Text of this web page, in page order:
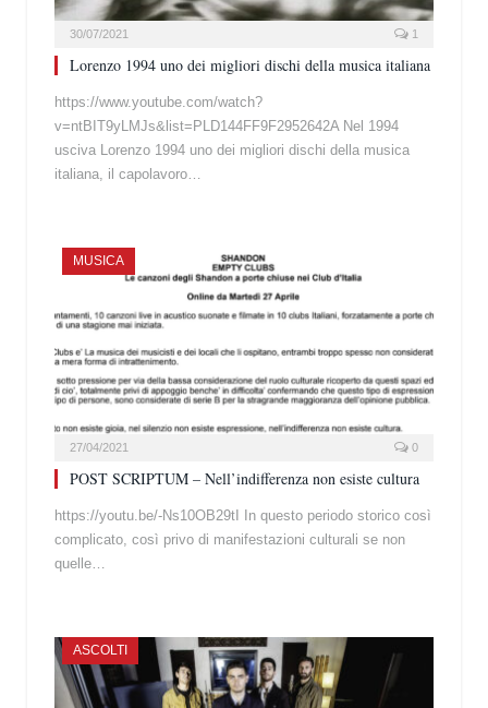
30/07/2021 1
Lorenzo 1994 uno dei migliori dischi della musica italiana
https://www.youtube.com/watch?
v=ntBIT9yLMJs&list=PLD144FF9F2952642A Nel 1994
usciva Lorenzo 1994 uno dei migliori dischi della musica
italiana, il capolavoro…
MUSICA
27/04/2021 0
POST SCRIPTUM – Nell’indifferenza non esiste cultura
https://youtu.be/-Ns10OB29tI In questo periodo storico così
complicato, così privo di manifestazioni culturali se non
quelle…
ASCOLTI